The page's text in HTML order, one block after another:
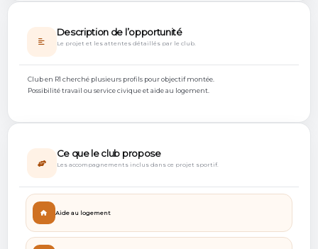
Description de l’opportunité
Le projet et les attentes détaillés par le club.
Club en R1 cherché plusieurs profils pour objectif montée.
Possibilité travail ou service civique et aide au logement.
Ce que le club propose
Les accompagnements inclus dans ce projet sportif.
Aide au logement